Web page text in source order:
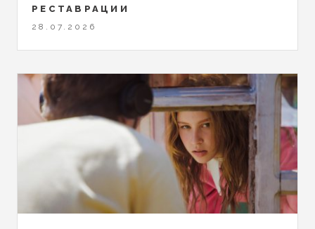
РЕСТАВРАЦИИ
28.07.2026